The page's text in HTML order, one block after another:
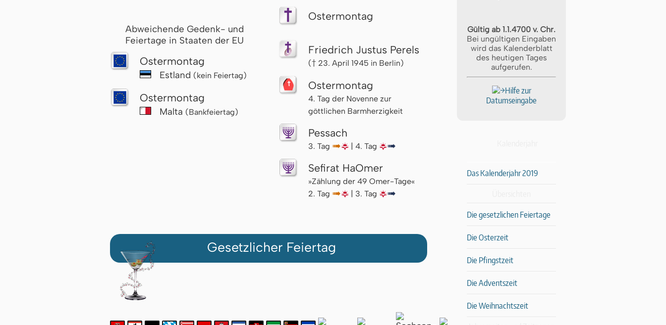
Abweichende Gedenk- und
Feiertage in Staaten der EU
Oster­mon­tag
Estland (kein Feiertag)
Ostermontag
Malta (Bankfeiertag)
Ostermontag
Friedrich Justus Perels
(† 23. April 1945 in Berlin)
Ostermontag
4. Tag der Novenne zur
göttlichen Barmherzigkeit
Pessach
3. Tag ↦🌇 | 4. Tag 🌇↦
Sefirat HaOmer
»Zählung der 49 Omer-Tage«
2. Tag ↦🌇 | 3. Tag 🌇↦
Gesetzlicher Feiertag
Gültig ab 1.1.4700 v. Chr.
Bei ungültigen Eingaben
wird das Kalenderblatt
des heutigen Tages
aufgerufen.
Hilfe zur
Datumseingabe
Das Kalenderjahr 2019
Die gesetzlichen Feiertage
Die Osterzeit
Die Pfingstzeit
Die Adventszeit
Die Weihnachtszeit